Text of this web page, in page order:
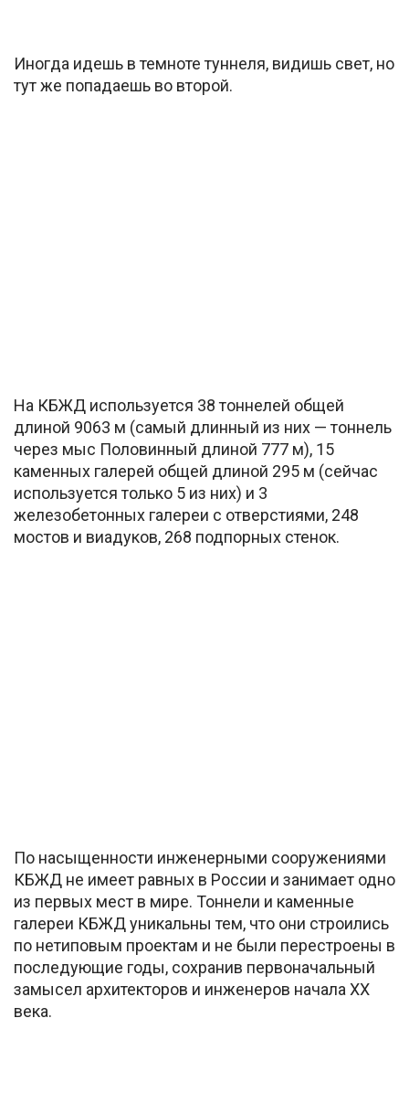
Иногда идешь в темноте туннеля, видишь свет, но
тут же попадаешь во второй.
На КБЖД используется 38 тоннелей общей
длиной 9063 м (самый длинный из них — тоннель
через мыс Половинный длиной 777 м), 15
каменных галерей общей длиной 295 м (сейчас
используется только 5 из них) и 3
железобетонных галереи с отверстиями, 248
мостов и виадуков, 268 подпорных стенок.
По насыщенности инженерными сооружениями
КБЖД не имеет равных в России и занимает одно
из первых мест в мире. Тоннели и каменные
галереи КБЖД уникальны тем, что они строились
по нетиповым проектам и не были перестроены в
последующие годы, сохранив первоначальный
замысел архитекторов и инженеров начала XX
века.